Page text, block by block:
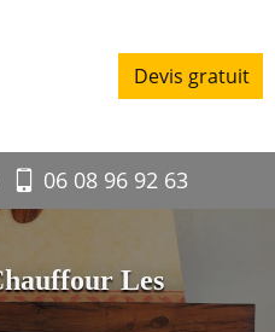
Devis gratuit
06 08 96 92 63
Les